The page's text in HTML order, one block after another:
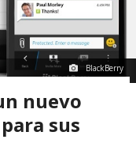
BlackBerry
nuevo
sus